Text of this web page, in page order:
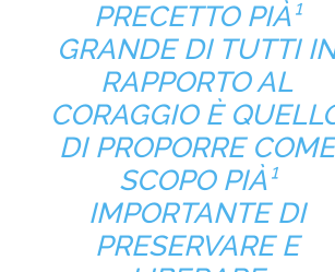
PRECETTO PIÀ¹
GRANDE DI TUTTI
RAPPORTO AL
CORAGGIO È
DI PROPORRE COME
SCOPO PIÀ¹
IMPORTANTE DI
PRESERVARE E